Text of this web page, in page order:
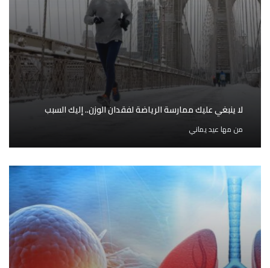
لا ينبغي عليك ممارسة الرياضة لفقدان الوزن.. إليك السبب
من مها عيد يماني